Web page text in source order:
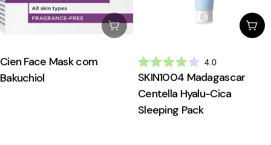
Esgotado
Cien Face Mask com
Bakuchiol
Avaliado
com
4.0
de
5
estrelas
4.0
SKIN1004 Madagascar
Centella Hyalu-Cica
Sleeping Pack